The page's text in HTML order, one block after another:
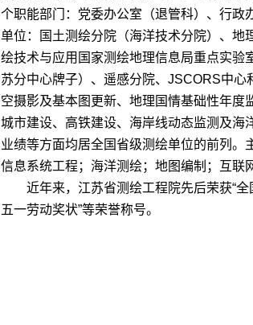
个职能部门：党委办公室（退管科）、行
单位：国土测绘分院（海洋技术分院）、地
绘技术与应用国家测绘地理信息局重点实验
苏分中心牌子）、遥感分院、JSCORS中
空摄影及基本图更新、地理国情基础性年
城市建设、高铁建设、海岸线动态监测及海
业绩等方面均居全国省级测绘单位的前列
信息系统工程；海洋测绘；地图编制；互联
近年来，江苏省测绘工程院先后荣获“
五一劳动奖状”等荣誉称号。